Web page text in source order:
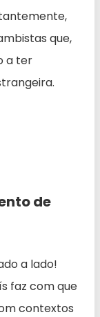
que,
a ter
de
a lado!
faz com que
contextos